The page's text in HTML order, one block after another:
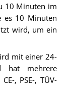
10 Minuten im
es 10 Minuten
wird, um ein
mit einer 24-
hat mehrere
, PSE-, TÜV-